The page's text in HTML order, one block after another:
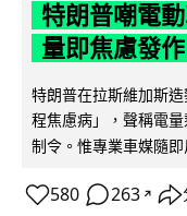
特朗普嘲電
量即焦慮發
特朗普在拉斯維加斯
程焦慮病」，聲稱電
制令。惟專業車媒隨
580 263 ↗